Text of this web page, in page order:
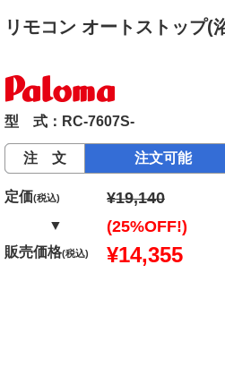
モコン オートストップ(
型 式：RC-7607S-
注 文 注文可能
定価(税込) ¥19,140
▼ (25%OFF!)
販売価格(税込) ¥14,355